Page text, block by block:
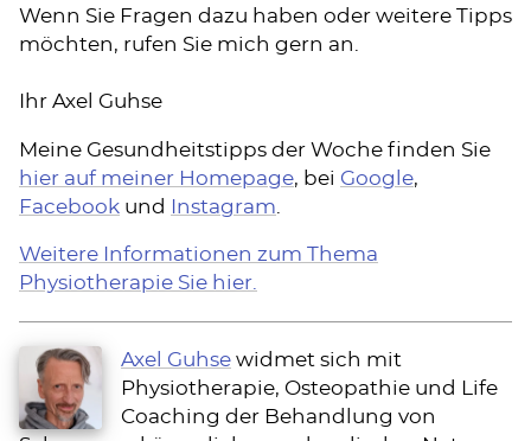
Wenn Sie Fragen dazu haben oder weitere Tipps
möchten, rufen Sie mich gern an.
Ihr Axel Guhse
Meine Gesundheitstipps der Woche finden Sie
hier auf meiner Homepage, bei Google,
Facebook und Instagram
Weitere Informationen zum Thema
Physiotherapie Sie hier.
Axel Guhse widmet sich mit
Physiotherapie, Osteopathie und Life
Coaching der Behandlung von